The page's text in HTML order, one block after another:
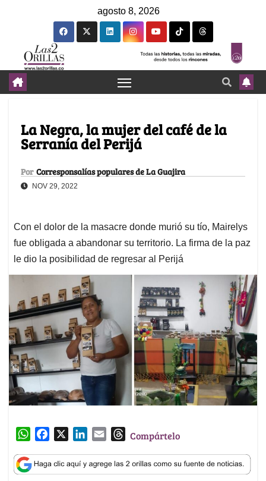
agosto 8, 2026
La Negra, la mujer del café de la
Serranía del Perijá
Por Corresponsalías populares de La Guajira
NOV 29, 2022
Con el dolor de la masacre donde murió su tío, Mairelys
fue obligada a abandonar su territorio. La firma de la paz
le dio la posibilidad de regresar al Perijá
W
a
t
c
e
n
k
a
i
T
r
e
Compártelo